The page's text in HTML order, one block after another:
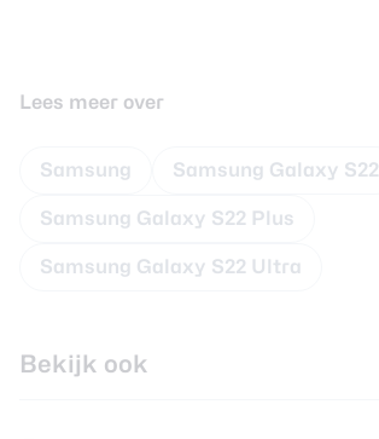
Lees meer over
Samsung Samsung Galaxy S22
Samsung Galaxy S22 Plus
Samsung Galaxy S22 Ultra
Bekijk ook